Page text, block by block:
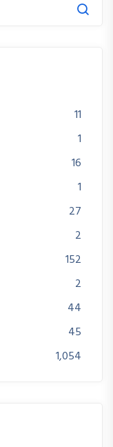
11
1
16
1
27
2
152
2
44
45
1,054